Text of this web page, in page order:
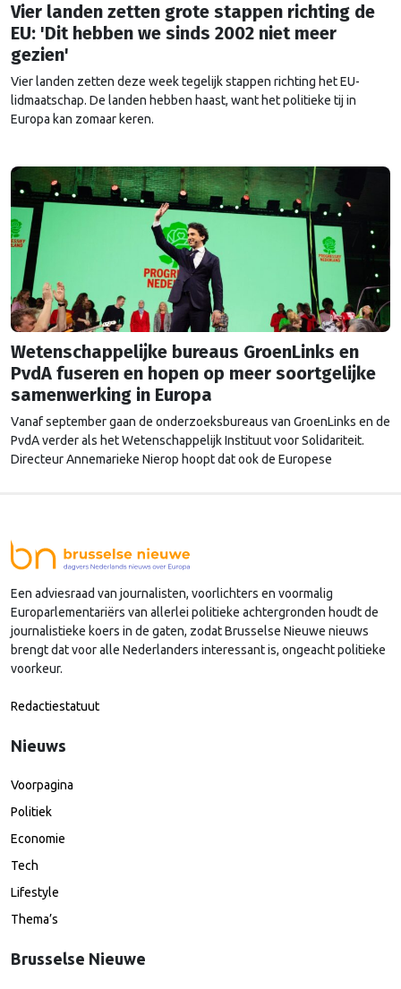
Vier landen zetten grote stappen richting de
EU: 'Dit hebben we sinds 2002 niet meer
gezien'
Vier landen zetten deze week tegelijk stappen richting het EU-
lidmaatschap. De landen hebben haast, want het politieke tij in
Europa kan zomaar keren.
Wetenschappelijke bureaus GroenLinks en
PvdA fuseren en hopen op meer soortgelijke
samenwerking in Europa
Vanaf september gaan de onderzoeksbureaus van GroenLinks en de
PvdA verder als het Wetenschappelijk Instituut voor Solidariteit.
Directeur Annemarieke Nierop hoopt dat ook de Europese
Een adviesraad van journalisten, voorlichters en voormalig
Europarlementariërs van allerlei politieke achtergronden houdt de
journalistieke koers in de gaten, zodat Brusselse Nieuwe nieuws
brengt dat voor alle Nederlanders interessant is, ongeacht politieke
voorkeur.
Redactiestatuut
Nieuws
Voorpagina
Politiek
Economie
Tech
Lifestyle
Thema’s
Brusselse Nieuwe